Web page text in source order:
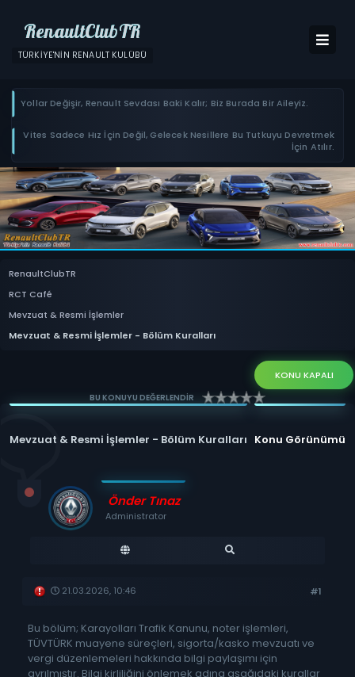
RenaultClubTR
TÜRKIYE'NIN RENAULT KULÜBÜ
Yollar Değişir, Renault Sevdası Baki Kalır; Biz Burada Bir Aileyiz.
Vites Sadece Hız İçin Değil, Gelecek Nesillere Bu Tutkuyu Devretmek
İçin Atılır.
RenaultClubTR
RCT Café
Mevzuat & Resmi İşlemler
Mevzuat & Resmi İşlemler - Bölüm Kuralları
KONU KAPALI
BU KONUYU DEĞERLENDİR
Konu Görünümü
Mevzuat & Resmi İşlemler - Bölüm Kuralları
Önder Tınaz
Administrator
21.03.2026, 10:46 #1
Bu bölüm; Karayolları Trafik Kanunu, noter işlemleri,
TÜVTÜRK muayene süreçleri, sigorta/kasko mevzuatı ve
vergi düzenlemeleri hakkında bilgi paylaşımı için
ayrılmıştır. Bilgi kirliliğini önlemek adına aşağıdaki kurallar